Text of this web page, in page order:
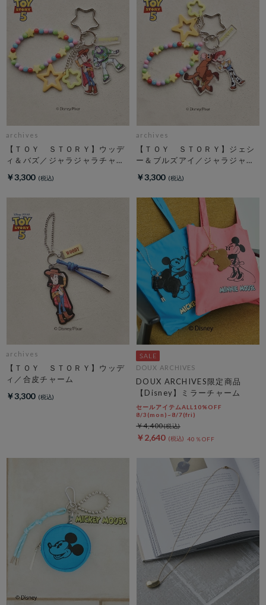
archives
【ＴＯＹ ＳＴＯＲＹ】ウッデ
ィ＆バズ／ジャラジャラチャー
￥3,300
archives
【ＴＯＹ ＳＴＯＲＹ】ジェシ
ー＆ブルズアイ／ジャラジャラ
￥3,300
archives
【ＴＯＹ ＳＴＯＲＹ】ウッデ
ィ／合皮チャーム
￥3,300
DOUX ARCHIVES
DOUX ARCHIVES限定商品
【Disney】ミラーチャーム
セールアイテムALL10%OFF
8/3(mon)~8/7(fri)
￥2,640 40％OFF
￥4,400